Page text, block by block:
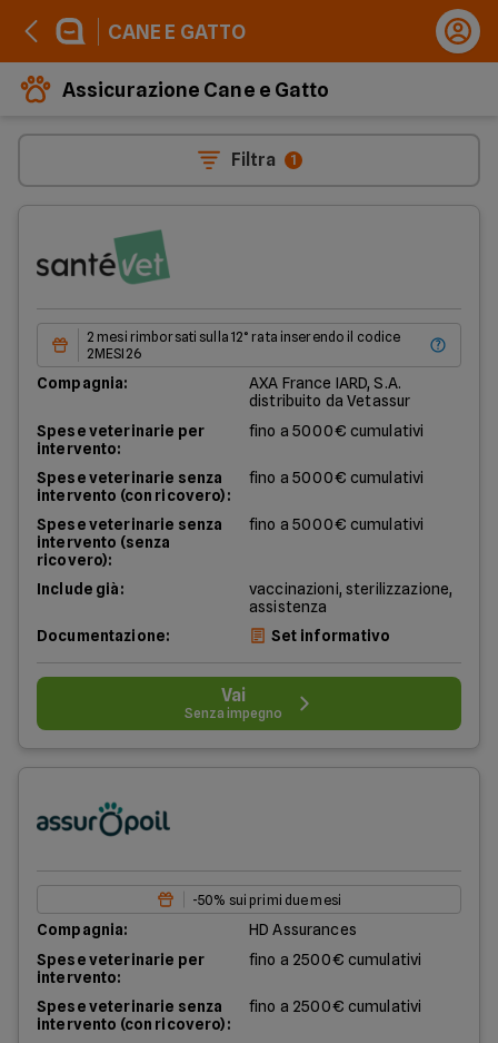
CANE E GATTO
Assicurazione Cane e Gatto
Filtra 1
2 mesi rimborsati sulla 12° rata inserendo il codice
2MESI26
Compagnia:
AXA France IARD, S.A.
distribuito da Vetassur
Spese veterinarie per
intervento:
fino a 5000€ cumulativi
Spese veterinarie senza
intervento (con ricovero):
fino a 5000€ cumulativi
Spese veterinarie senza
intervento (senza
ricovero):
fino a 5000€ cumulativi
Include già:
vaccinazioni, sterilizzazione,
assistenza
Documentazione:
Set informativo
Vai
Senza impegno
-50% sui primi due mesi
Compagnia:
HD Assurances
Spese veterinarie per
intervento:
fino a 2500€ cumulativi
Spese veterinarie senza
intervento (con ricovero):
fino a 2500€ cumulativi